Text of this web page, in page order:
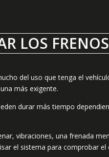
LOS
del uso que tenga el
más exigente.
durar más tiempo
vibraciones, una frenada
el sistema para comprobar